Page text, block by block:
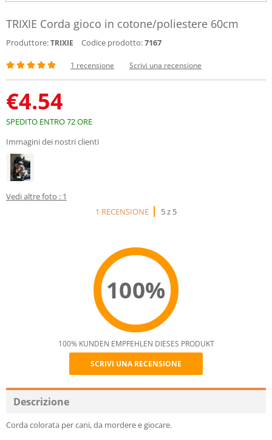
TRIXIE Corda gioco in cotone/poliestere 60cm
Produttore:TRIXIE Codice prodotto:7167
1 recensione Scrivi una recensione
€4.54
SPEDITO ENTRO 72 ORE
Immagini dei nostri clienti
Vedi altre foto : 1
1 RECENSIONE
5 z 5
100%
Recommend
100% KUNDEN EMPFEHLEN DIESES PRODUKT
SCRIVI UNA RECENSIONE
Descrizione
Corda colorata per cani, da mordere e giocare.